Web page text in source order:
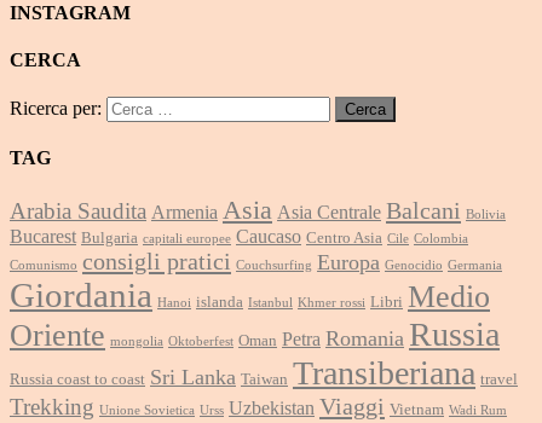
INSTAGRAM
CERCA
Ricerca per:
TAG
Arabia Saudita Armenia Asia Asia Centrale Balcani Bolivia
Bucarest Bulgaria capitali europee Caucaso Centro Asia Cile Colombia
Comunismo consigli pratici Couchsurfing Europa Genocidio Germania
Giordania Hanoi islanda Istanbul Khmer rossi Libri Medio
Oriente mongolia Oktoberfest Oman Petra Romania Russia
Russia coast to coast Sri Lanka Taiwan Transiberiana travel
Trekking Unione Sovietica Urss Uzbekistan Viaggi Vietnam Wadi Rum